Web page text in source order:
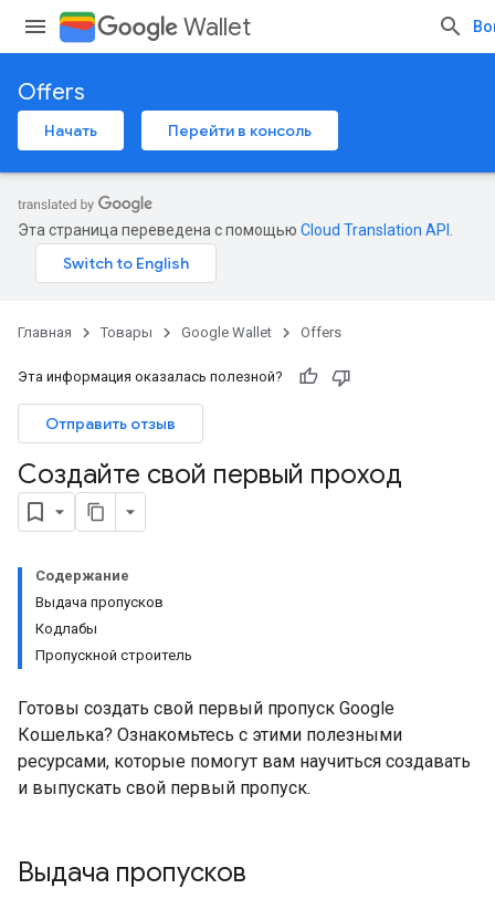
Wallet
Offers
Начать Перейти в консоль
Эта страница переведена с помощью Cloud Translation API
Главная Товары Google Wallet Offers
Эта информация оказалась полезной?
Отправить отзыв
Создайте свой первый проход
Содержание
Выдача пропусков
Кодлабы
Пропускной строитель
Готовы создать свой первый пропуск Google
Кошелька? Ознакомьтесь с этими полезными
ресурсами, которые помогут вам научиться создавать
и выпускать свой первый пропуск.
Выдача пропусков